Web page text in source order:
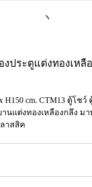
ประตูแต่งทองเหลื
H150 cm. CTM13 ตู้โช
นแต่งทองเหลืองกลึง ม
าสสิค